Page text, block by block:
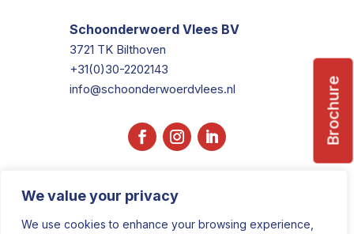
We value your privacy
We use cookies to enhance your browsing experience,
Schoonderwoerd Vlees BV
3721 TK Bilthoven
+31(0)30-2202143
info@schoonderwoerdvlees.nl
Brochure